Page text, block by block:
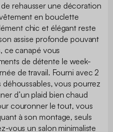
rehausser une décoration
en bouclette
chic et élégant reste
assise profonde pouvant
ce canapé vous
de détente le week-
de travail. Fourni avec 2
vous pourrez
d’un plaid bien chaud
couronner le tout, vous
à son montage, seuls
vous un salon minimaliste